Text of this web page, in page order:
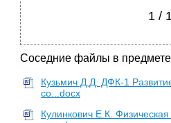
1 /
Соседние файлы в предмете
Кузьмич Д.Д. ДФК-1
со...docx
Кулинкович Е.К. Физическая